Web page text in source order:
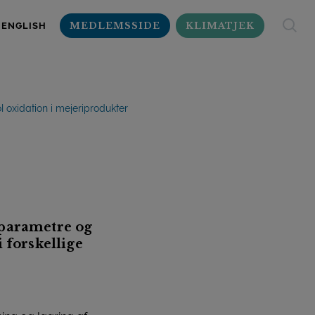
ENGLISH MEDLEMSSIDE KLIMATJEK
oxidation i mejeriprodukter
og
forskellige